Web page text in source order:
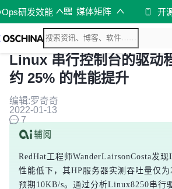
研发效能 媒体矩阵 开
Linux 串行控制台的驱动
约 25% 的性能提升
编辑:罗奇奇
2022-01-13
7
RedHat工程师WanderLairsonCosta发
性能低下，其HP服务器实测吞吐量仅
预期10KB/s。通过分析Linux8250串行